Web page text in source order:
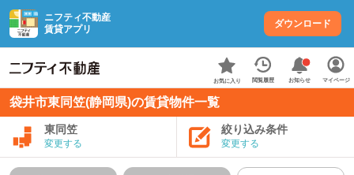
ニフティ不動産
賃貸アプリ
ダウンロード
お気に入り 閲覧履歴 お知らせ マイページ
袋井市東同笠(静岡県)の賃貸物件一覧
東同笠
変更する
絞り込み条件
変更する